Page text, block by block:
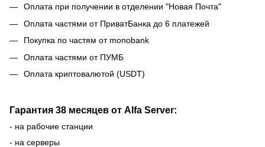
Оплата при получении в отделении "Новая Почта"
Оплата частями от ПриватБанка до 6 платежей
Покупка по частям от monobank
Оплата частями от ПУМБ
Оплата криптовалютой (USDT)
Гарантия 38 месяцев от Alfa Server:
- на рабочие станции
- на серверы